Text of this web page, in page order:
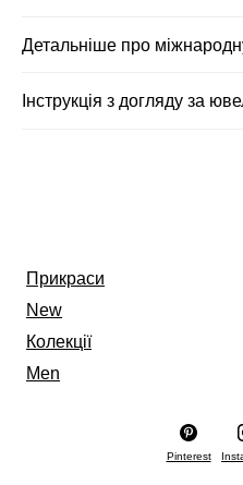
Детальніше про
Інструкція з догляду за
Pinterest
Прикраси
New
Колекції
Men